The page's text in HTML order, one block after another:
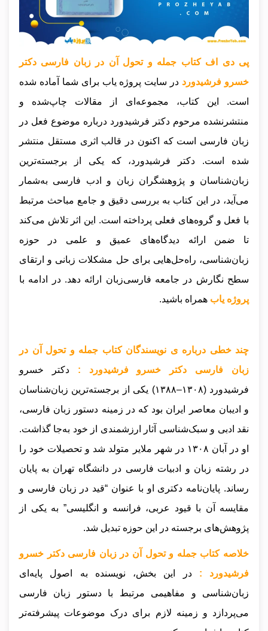
پی دی اف کتاب جمله و تحول آن در زبان فارسی دکتر
خسرو فرشیدورد در سایت پروژه یاب برای شما آماده شده
است. این کتاب، مجموعه‌ای از مقالات چاپ‌شده و
منتشرنشده مرحوم دکتر فرشیدورد درباره موضوع فعل در
زبان فارسی است که اکنون در قالب اثری مستقل منتشر
شده است. دکتر فرشیدورد، که یکی از برجسته‌ترین
زبان‌شناسان و پژوهشگران زبان و ادب فارسی به‌شمار
می‌آید، در این کتاب به بررسی دقیق و جامع مباحث مرتبط
با فعل و گروه‌های فعلی پرداخته است. این اثر تلاش می‌کند
تا ضمن ارائه دیدگاه‌های عمیق و علمی در حوزه
زبان‌شناسی، راه‌حل‌هایی برای حل مشکلات زبانی و ارتقای
سطح نگارش در جامعه فارسی‌زبان ارائه دهد.در ادامه با
پروژه یاب همراه باشید.
چند خطی درباره ی نویسندگان کتاب جمله و تحول آن در
زبان فارسی دکتر خسرو فرشیدورد : دکتر خسرو
فرشیدورد (۱۳۰۸–۱۳۸۸) یکی از برجسته‌ترین زبان‌شناسان
و ادیبان معاصر ایران بود که در زمینه دستور زبان فارسی،
نقد ادبی و سبک‌شناسی آثار ارزشمندی از خود به‌جا گذاشت.
او در آبان ۱۳۰۸ در شهر ملایر متولد شد و تحصیلات خود را
در رشته زبان و ادبیات فارسی در دانشگاه تهران به پایان
رساند. پایان‌نامه دکتری او با عنوان “قید در زبان فارسی و
مقایسه آن با قیود عربی، فرانسه و انگلیسی” به یکی از
پژوهش‌های برجسته در این حوزه تبدیل شد.
خلاصه کتاب جمله و تحول آن در زبان فارسی دکتر خسرو
فرشیدورد : در این بخش، نویسنده به اصول پایه‌ای
زبان‌شناسی و مفاهیمی مرتبط با دستور زبان فارسی
می‌پردازد و زمینه لازم برای درک موضوعات پیشرفته‌تر